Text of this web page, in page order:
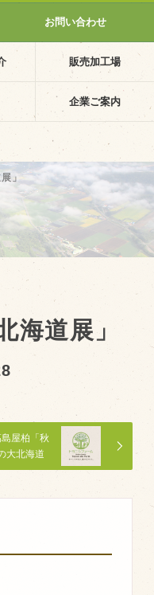
販売加工場
企業ご案内
お問い合わせ
海道展」
屋柏「秋
大北海道
展」
」